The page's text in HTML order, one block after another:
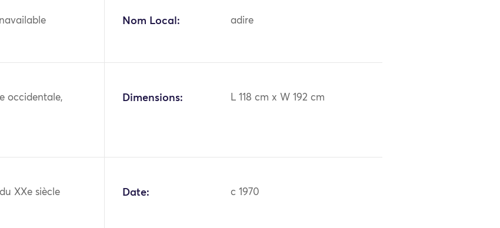
Nom Local: adire
occidentale,
Dimensions: L 118 cm x W 192 cm
XXe siècle Date: c 1970